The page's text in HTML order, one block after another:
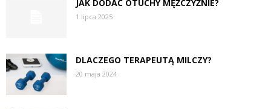
JAK DODAĆ OTUCHY MĘŻCZYŹNIE?
1 lipca 2025
DLACZEGO TERAPEUTĄ MILCZY?
20 maja 2024